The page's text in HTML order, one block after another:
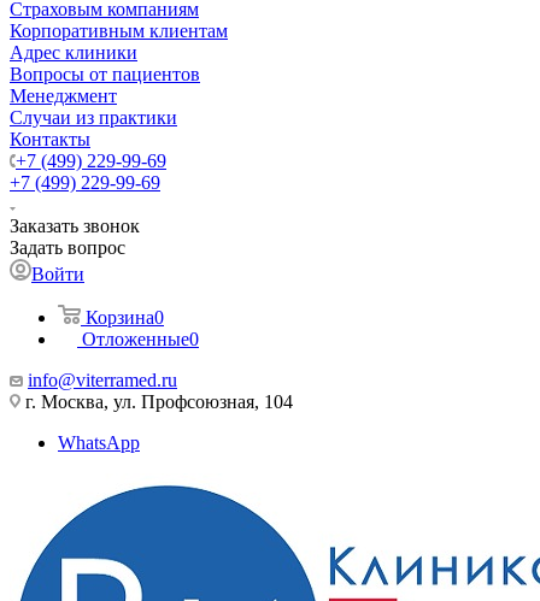
Страховым компаниям
Корпоративным клиентам
Адрес клиники
Вопросы от пациентов
Менеджмент
Случаи из практики
Контакты
+7 (499) 229-99-69
+7 (499) 229-99-69
Заказать звонок
Задать вопрос
Войти
Корзина0
Отложенные0
info@viterramed.ru
г. Москва, ул. Профсоюзная, 104
WhatsApp